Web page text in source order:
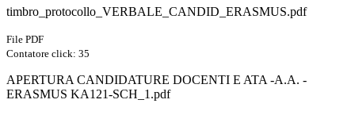
timbro_protocollo_VERBALE_CANDID_ERASMUS.pdf
File PDF
Contatore click: 35
APERTURA CANDIDATURE DOCENTI E ATA -A.A. -
ERASMUS KA121-SCH_1.pdf